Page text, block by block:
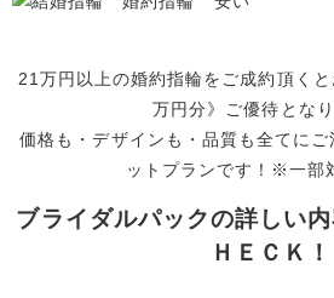
21万円以上の婚約指輪をご成約頂く
万円分》ご優待となり
価格も・デザインも・品質も全てに
ットプランです！※一部
ブライダルパックの詳しい
ＨＥＣＫ！